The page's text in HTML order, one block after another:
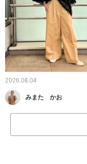
2026.08.04
みまた かお